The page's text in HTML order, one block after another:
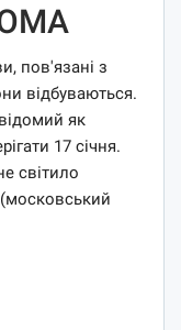
пов'язані з
відбуваються.
як
17 січня.
світило